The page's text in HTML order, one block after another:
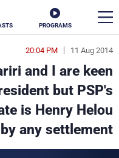
PROGRAMS
11 Aug 2014
20:04 PM
and I are keen
but PSP's
is Henry Helou
any settlement
en
الأخبار
سياسة